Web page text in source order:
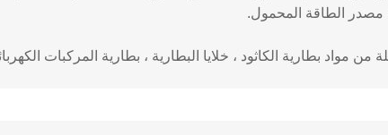
مصدر الطاقة المحمول.
من مواد بطارية الكاثود ، خلايا البطارية ، بطارية المركبات